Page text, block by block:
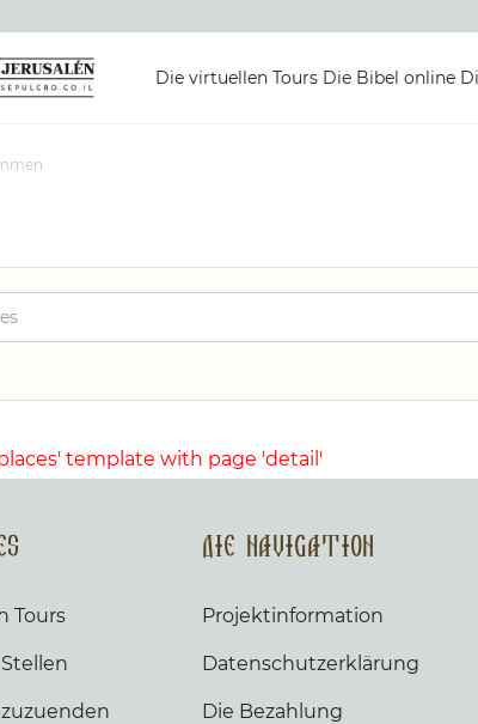
Die virtuellen Tours Die Bibel online
template with page 'detail'
Tours
Die Navigation
Projektinformation
Datenschutzerklärung
Die Bezahlung